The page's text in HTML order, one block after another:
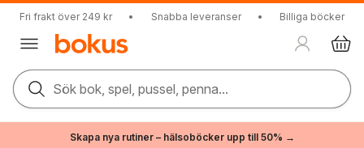
Fri frakt över 249 kr • Snabba leveranser • Billiga böcker
Sök bok, spel, pussel, penna...
Skapa nya rutiner – hälsoböcker upp till 50% →